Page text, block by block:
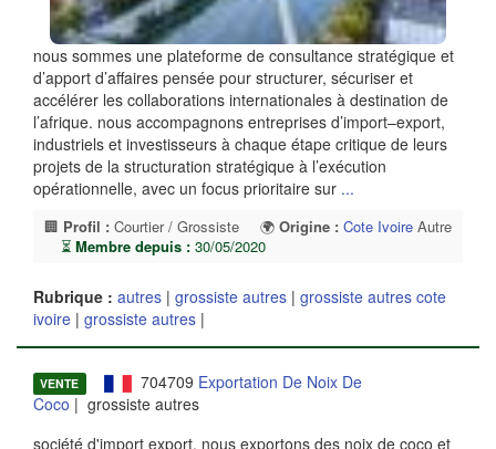
nous sommes une plateforme de consultance stratégique et
d’apport d’affaires pensée pour structurer, sécuriser et
accélérer les collaborations internationales à destination de
l’afrique. nous accompagnons entreprises d’import–export,
industriels et investisseurs à chaque étape critique de leurs
projets de la structuration stratégique à l’exécution
opérationnelle, avec un focus prioritaire sur ...
🏢 Profil : Courtier / Grossiste 🌍 Origine : Cote Ivoire Autre
⏳ Membre depuis : 30/05/2020
Rubrique : autres | grossiste autres | grossiste autres cote
ivoire | grossiste autres |
VENTE 704709 Exportation De Noix De
Coco | grossiste autres
société d'import export. nous exportons des noix de coco et